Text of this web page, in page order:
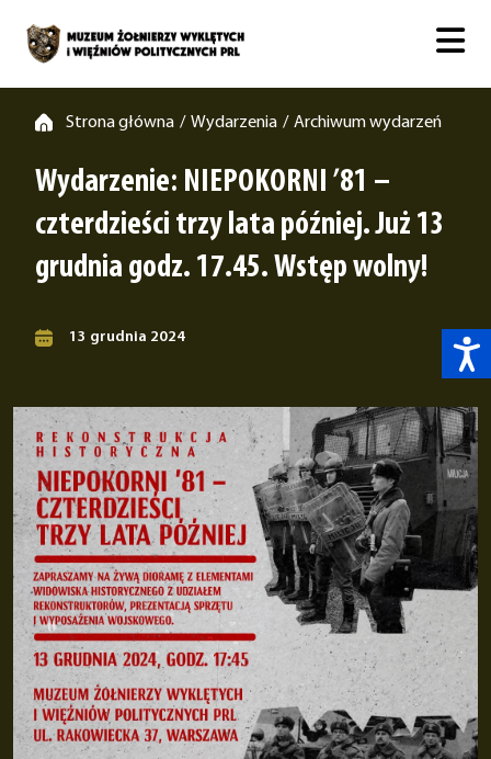
Strona główna / Wydarzenia / Archiwum wydarzeń
Wydarzenie: NIEPOKORNI ’81 –
czterdzieści trzy lata później. Już 13
grudnia godz. 17.45. Wstęp wolny!
13 grudnia 2024